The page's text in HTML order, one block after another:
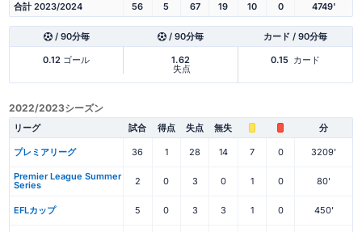
合計 2023/2024 56 5 67 19 10 0 4749'
/ 90分毎 / 90分毎 カード / 90分毎
0.12 ゴール 1.62
失点
0.15 カード
2022/2023シーズン
リーグ 試合 得点 失点 無失 分
プレミアリーグ 36 1 28 14 7 0 3209'
Premier League Summer
Series 2 0 3 0 1 0 80'
EFLカップ 5 0 3 3 1 0 450'